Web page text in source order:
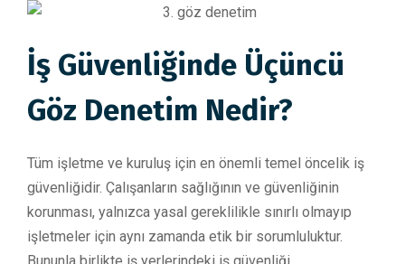
İş Güvenliğinde Üçüncü
Göz Denetim Nedir?
Tüm işletme ve kuruluş için en önemli temel öncelik iş
güvenliğidir. Çalışanların sağlığının ve güvenliğinin
korunması, yalnızca yasal gereklilikle sınırlı olmayıp
işletmeler için aynı zamanda etik bir sorumluluktur.